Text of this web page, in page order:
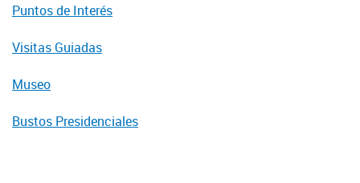
Puntos de Interés
Visitas Guiadas
Museo
Bustos Presidenciales